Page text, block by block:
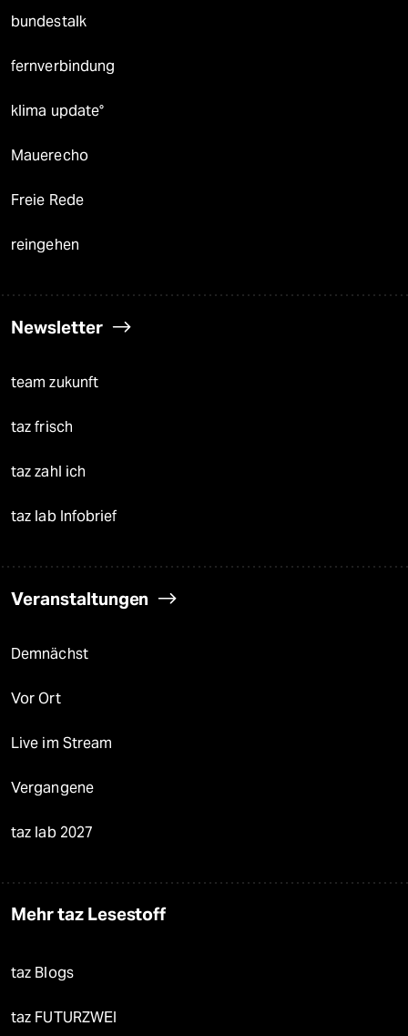
bundestalk
fernverbindung
klima update°
Mauerecho
Freie Rede
reingehen
Newsletter
team zukunft
taz frisch
taz zahl ich
taz lab Infobrief
Veranstaltungen
Demnächst
Vor Ort
Live im Stream
Vergangene
taz lab 2027
Mehr taz Lesestoff
taz Blogs
taz FUTURZWEI